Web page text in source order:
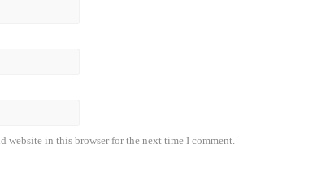
website in this browser for the next time I comment.